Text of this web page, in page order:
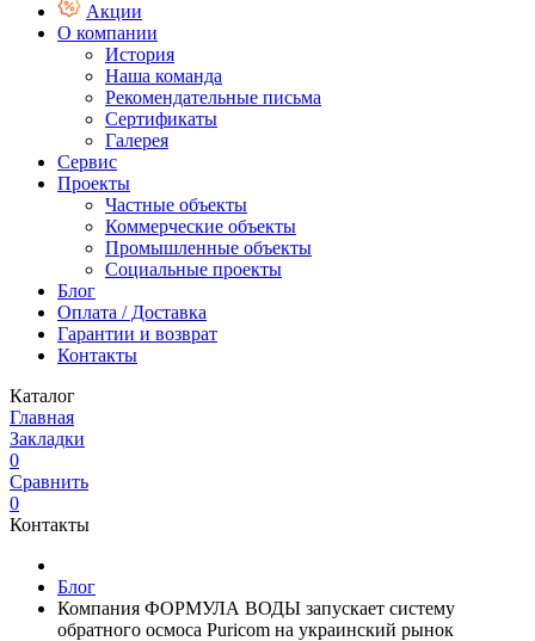
Акции
О компании
История
Наша команда
Рекомендательные письма
Сертификаты
Галерея
Сервис
Проекты
Частные объекты
Коммерческие объекты
Промышленные объекты
Социальные проекты
Блог
Оплата / Доставка
Гарантии и возврат
Контакты
Каталог
Главная
Закладки
0
Сравнить
0
Контакты
Блог
Компания ФОРМУЛА ВОДЫ запускает систему
обратного осмоса Puricom на украинский рынок